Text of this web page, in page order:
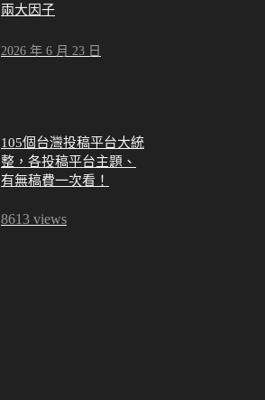
兩大因子
2026 年 6 月 23 日
105個台灣投稿平台大統
整，各投稿平台主題、
有無稿費一次看！
8613 views